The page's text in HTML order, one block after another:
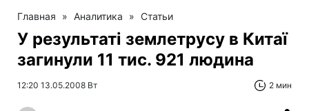
Главная » Аналитика » Статьи
У результаті землетрусу в Китаї
загинули 11 тис. 921 людина
12:20 13.05.2008 Вт 2 мин